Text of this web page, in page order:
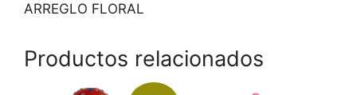
ARREGLO FLORAL
Productos relacionados